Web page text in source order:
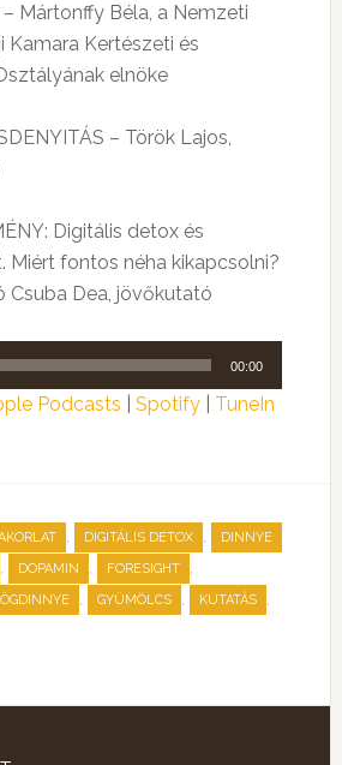
Mártonffy Béla, a Nemzeti
Kamara Kertészeti és
elnöke
– Török Lajos,
Digitális detox és
Miért fontos néha kikapcsolni?
Csuba Dea, jövőkutató
00:00
Podcasts Spotify| TuneIn
, DIGITÁLIS DETOX , DINNYE
, DOPAMIN , FORESIGHT ,
, GYÜMÖLCS , KUTATÁS ,